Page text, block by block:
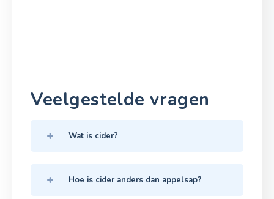
Veelgestelde vragen
Wat is cider?
Hoe is cider anders dan appelsap?